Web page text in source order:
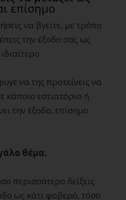
επίσημο
να βγείτε, με τρόπο
την έξοδο σας ως
να της προτείνεις να
κάποιο εστιατόριο ή
την έξοδο, επίσημο
θέμα.
περισσότερο δείξεις
ως κάτι φοβερό, τόσο